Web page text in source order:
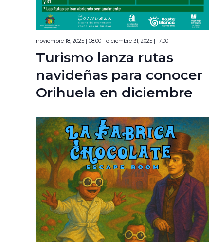
noviembre 18, 2025 | 08:00- diciembre 31, 2025 | 17:00
Turismo lanza rutas
navideñas para conocer
Orihuela en diciembre